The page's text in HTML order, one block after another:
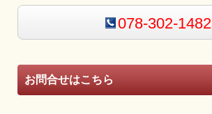
078-302-1482
お問合せはこちら